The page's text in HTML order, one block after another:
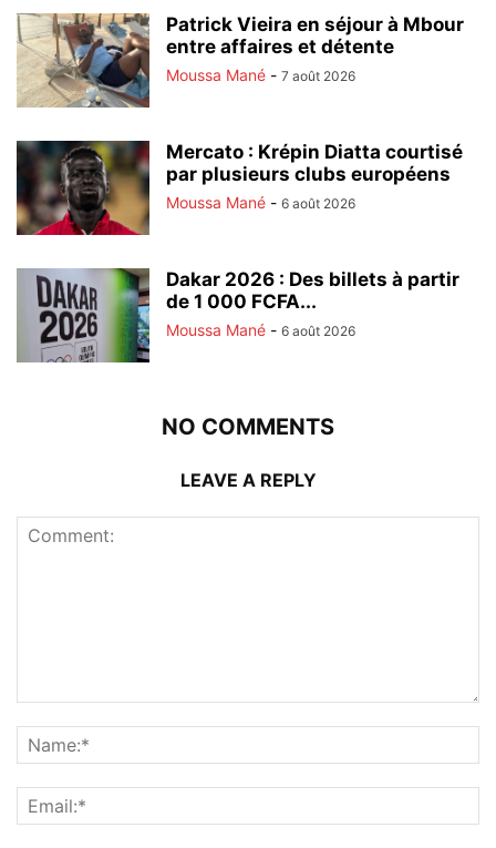
Patrick Vieira en séjour à Mbour
entre affaires et détente
Moussa Mané - 7 août 2026
Mercato : Krépin Diatta courtisé
par plusieurs clubs européens
Moussa Mané - 6 août 2026
Dakar 2026 : Des billets à partir
de 1 000 FCFA...
Moussa Mané - 6 août 2026
NO COMMENTS
LEAVE A REPLY